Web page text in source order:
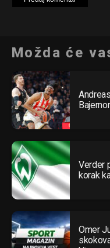
Možda će
Verder
korak
Omer